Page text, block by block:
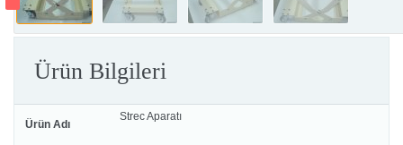
Ürün Bilgileri
Ürün Adı
Strec Aparatı